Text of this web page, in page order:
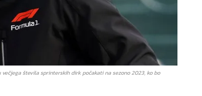
števila sprinterskih dirk počakati na sezono 2023, ko bo